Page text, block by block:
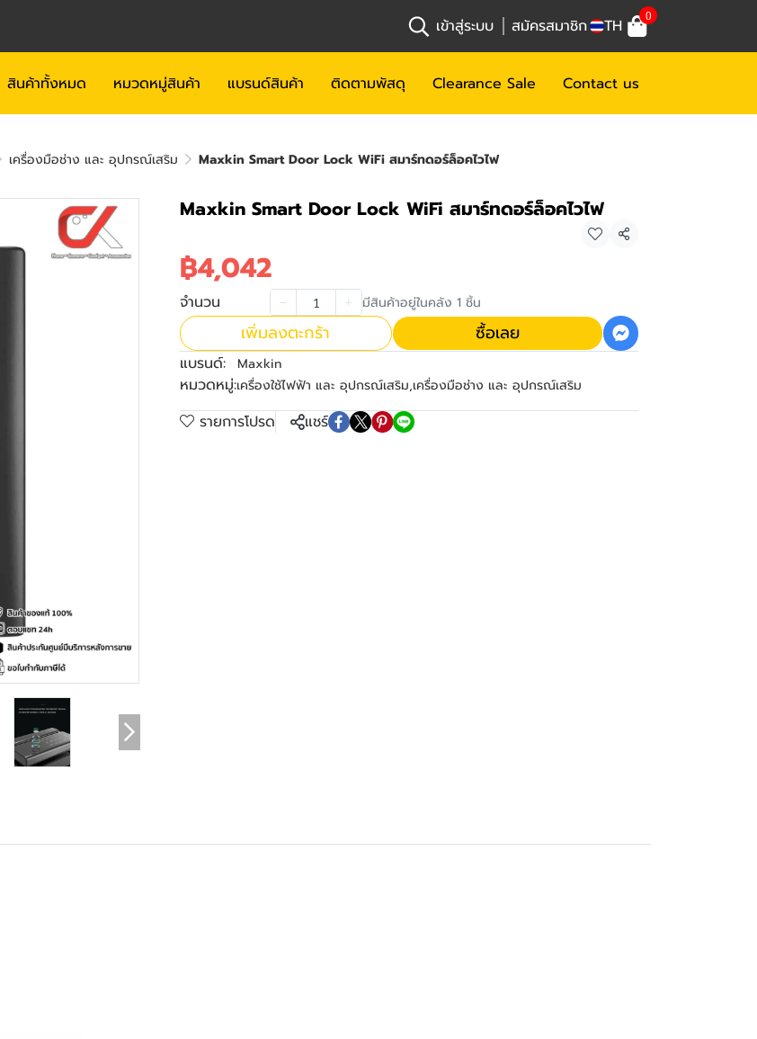
เข้าสู่ระบบ สมัครสมาชิก TH 0
สินค้าทั้งหมด หมวดหมู่สินค้า แบรนด์สินค้า ติดตามพัสดุ Clearance Sale Contact us
เครื่องมือช่าง และ อุปกรณ์เสริม Maxkin Smart Door Lock WiFi สมาร์ทดอร์ล็อคไวไฟ
Maxkin Smart Door Lock WiFi สมาร์ทดอร์ล็อคไวไฟ
แชร์
฿4,042
จำนวน มีสินค้าอยู่ในคลัง 1 ชิ้น
เพิ่มลงตะกร้า ซื้อเลย
แบรนด์: Maxkin
หมวดหมู่:เครื่องใช้ไฟฟ้า และ อุปกรณ์เสริม,เครื่องมือช่าง และ อุปกรณ์เสริม
รายการโปรด แชร์